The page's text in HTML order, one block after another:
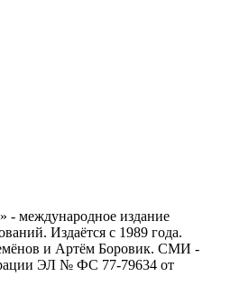
- международное издание
Издаётся с 1989 года.
и Артём Боровик. CМИ -
ЭЛ № ФС 77-79634 от